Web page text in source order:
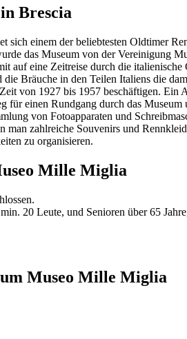
Brescia
einem der beliebtesten Oldtimer
das Museum von der Vereinigung
eine Zeitreise durch die
Bräuche in den Teilen Italiens die
von 1927 bis 1957 beschäftigen.
einen Rundgang durch das
von Fotoapparaten und
zahlreiche Souvenirs und
zu organisieren.
Mille Miglia
20 Leute, und Senioren über 65
Museo Mille Miglia